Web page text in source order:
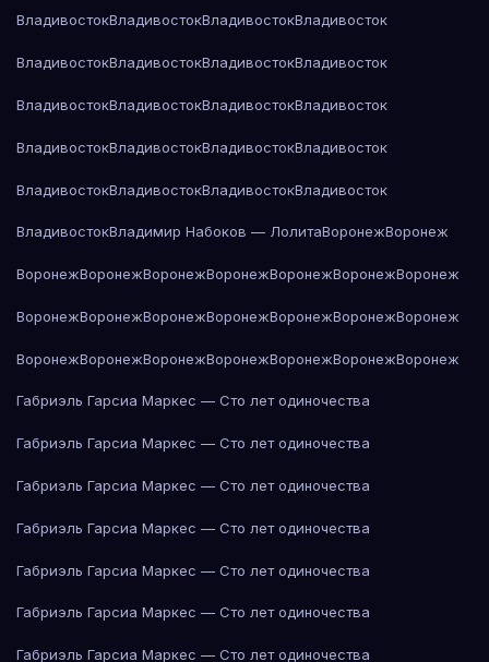
ВладивостокВладивостокВладивостокВладивосток
ВладивостокВладивостокВладивостокВладивосток
ВладивостокВладивостокВладивостокВладивосток
ВладивостокВладивостокВладивостокВладивосток
ВладивостокВладивостокВладивостокВладивосток
ВладивостокВладимир Набоков — ЛолитаВоронежВоронеж
ВоронежВоронежВоронежВоронежВоронежВоронежВоронеж
ВоронежВоронежВоронежВоронежВоронежВоронежВоронеж
ВоронежВоронежВоронежВоронежВоронежВоронежВоронеж
Габриэль Гарсиа Маркес — Сто лет одиночества
Габриэль Гарсиа Маркес — Сто лет одиночества
Габриэль Гарсиа Маркес — Сто лет одиночества
Габриэль Гарсиа Маркес — Сто лет одиночества
Габриэль Гарсиа Маркес — Сто лет одиночества
Габриэль Гарсиа Маркес — Сто лет одиночества
Габриэль Гарсиа Маркес — Сто лет одиночества